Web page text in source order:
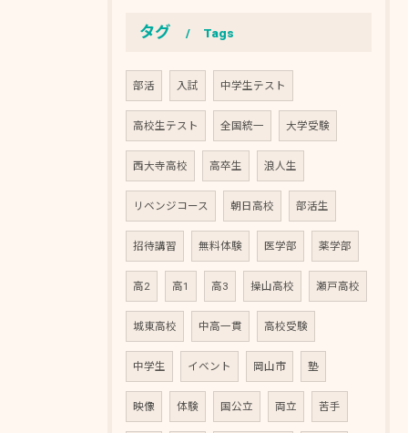
タグ Tags
部活 入試 中学生テスト
高校生テスト 全国統一 大学受験
西大寺高校 高卒生 浪人生
リベンジコース 朝日高校 部活生
招待講習 無料体験 医学部 薬学部
高2 高1 高3 操山高校 瀬戸高校
城東高校 中高一貫 高校受験
中学生 イベント 岡山市 塾
映像 体験 国公立 両立 苦手